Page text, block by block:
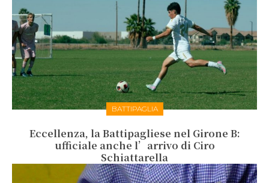
BATTIPAGLIA
Eccellenza, la Battipagliese nel Girone B:
ufficiale anche l’arrivo di Ciro
Schiattarella